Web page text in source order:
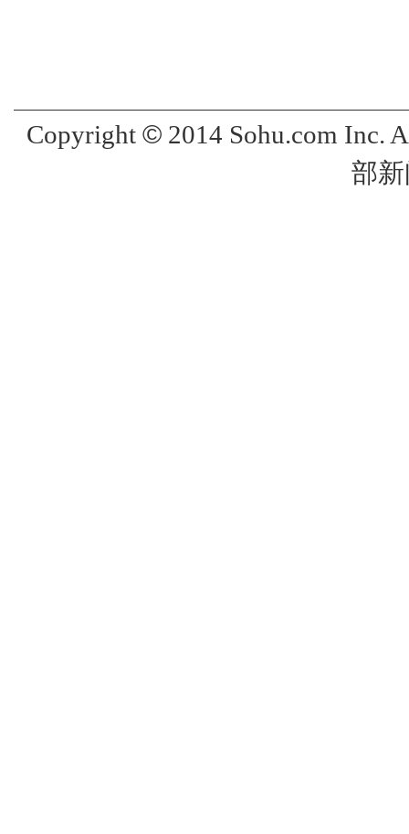
Copyright ©2014 Sohu.com Inc.
部